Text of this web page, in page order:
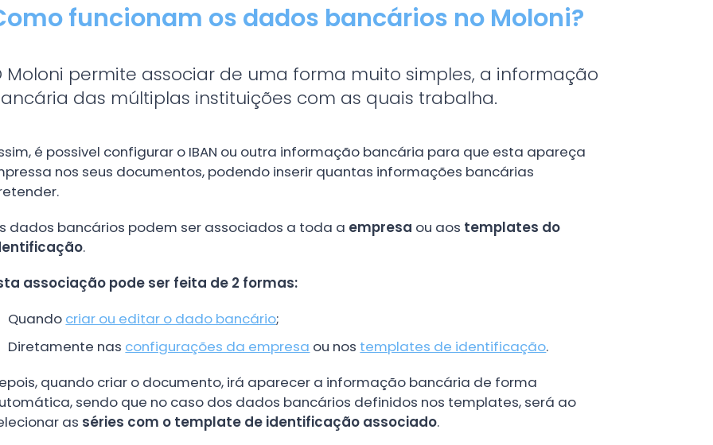
funcionam os dados bancários no Moloni?
Moloni permite associar de uma forma muito simples, a informação
das múltiplas instituições com as quais trabalha.
é possivel configurar o IBAN ou outra informação bancária para que esta apareça
nos seus documentos, podendo inserir quantas informações bancárias
dados bancários podem ser associados a toda a empresa ou aos templates do
.
associação pode ser feita de 2 formas:
Quando criar ou editar o dado bancário;
Diretamente nas configurações da empresa ou nos templates de identificação.
quando criar o documento, irá aparecer a informação bancária de forma
sendo que no caso dos dados bancários definidos nos templates, será ao
as séries com o template de identificação associado.